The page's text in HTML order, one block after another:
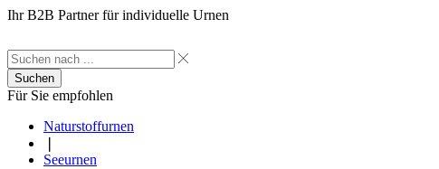
Ihr B2B Partner für individuelle Urnen
Suchen
Für Sie empfohlen
Naturstoffurnen
Seeurnen